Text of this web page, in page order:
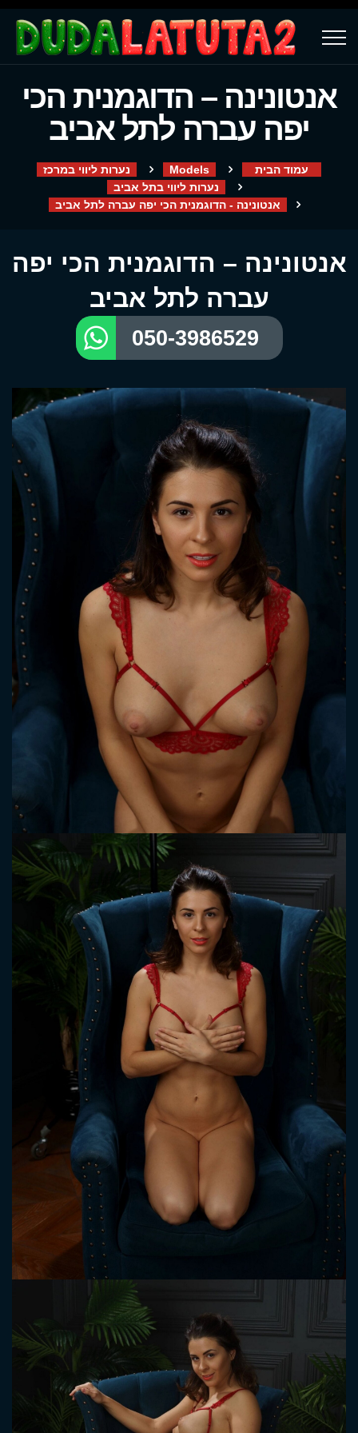
אנטונינה – הדוגמנית הכי
יפה עברה לתל אביב
עמוד הבית Models
נערות ליווי במרכז
נערות ליווי בתל אביב
אנטונינה - הדוגמנית הכי יפה עברה לתל אביב
אנטונינה – הדוגמנית הכי יפה
עברה לתל אביב
050-3986529